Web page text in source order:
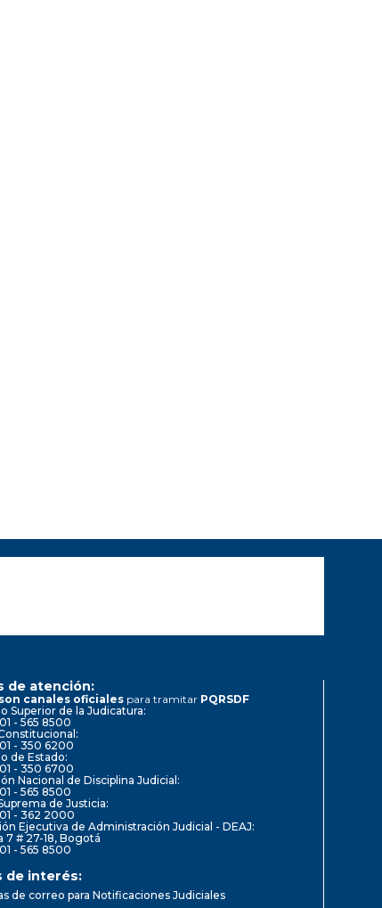
de atención:
canales oficiales para tramitar PQRSDF
Superior de la Judicatura:
- 565 8500
- 350 6200
de Estado:
- 350 6700
Nacional de Disciplina Judicial:
- 565 8500
de Justicia:
- 362 2000
Ejecutiva de Administración Judicial - DEAJ:
7 # 27-18, Bogotá
- 565 8500
de interés:
de correo para Notificaciones Judiciales